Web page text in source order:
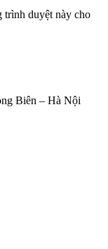
trình duyệt này cho
Biên – Hà Nội